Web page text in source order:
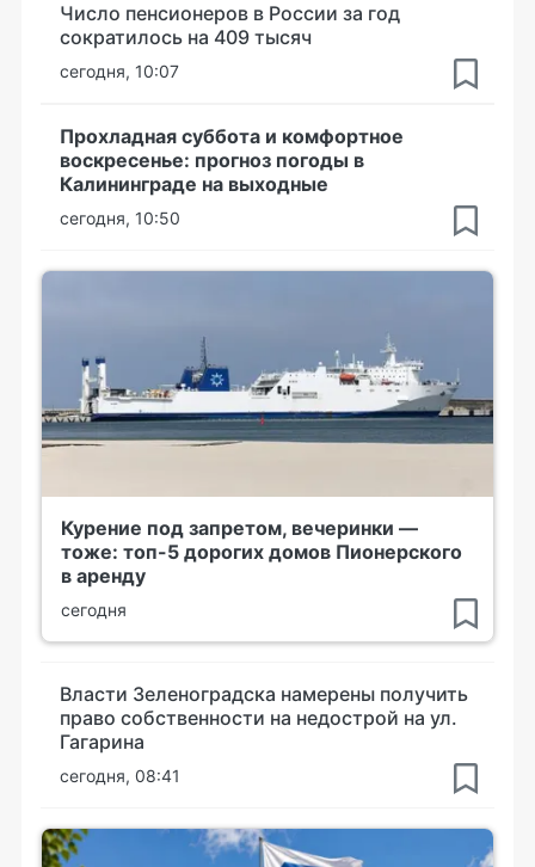
Число пенсионеров в России за год
сократилось на 409 тысяч
сегодня, 10:07
Прохладная суббота и комфортное
воскресенье: прогноз погоды в
Калининграде на выходные
сегодня, 10:50
Курение под запретом, вечеринки —
тоже: топ-5 дорогих домов Пионерского
в аренду
сегодня
Власти Зеленоградска намерены получить
право собственности на недострой на ул.
Гагарина
сегодня, 08:41